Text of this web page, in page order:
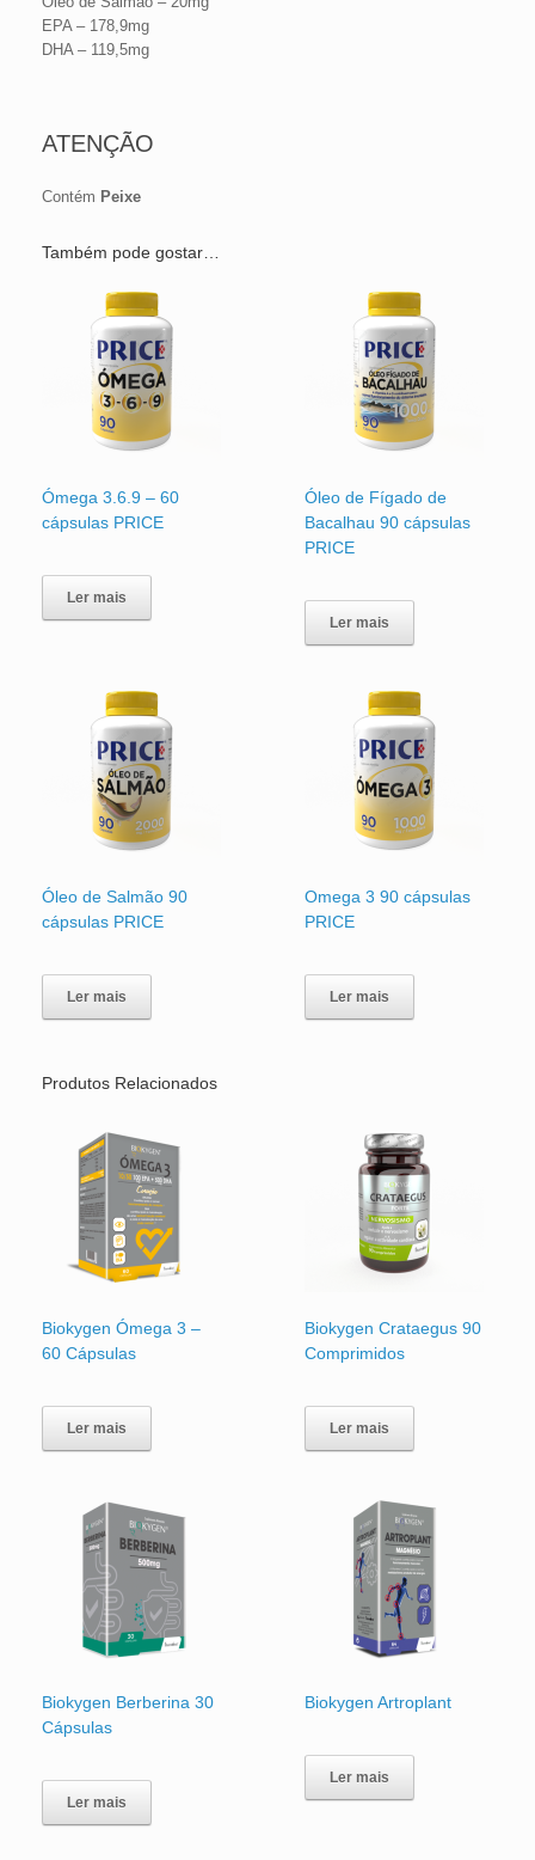
EPA – 178,9mg
DHA – 119,5mg
ATENÇÃO
Contém Peixe
Também pode gostar…
Ómega 3.6.9 – 60
cápsulas PRICE
Ler mais
Óleo de Fígado de
Bacalhau 90 cápsulas
PRICE
Ler mais
Óleo de Salmão 90
cápsulas PRICE
Ler mais
Omega 3 90 cápsulas
PRICE
Ler mais
Produtos Relacionados
Biokygen Ómega 3 –
60 Cápsulas
Ler mais
Biokygen Crataegus 90
Comprimidos
Ler mais
Biokygen Berberina 30
Cápsulas
Ler mais
Biokygen Artroplant
Ler mais